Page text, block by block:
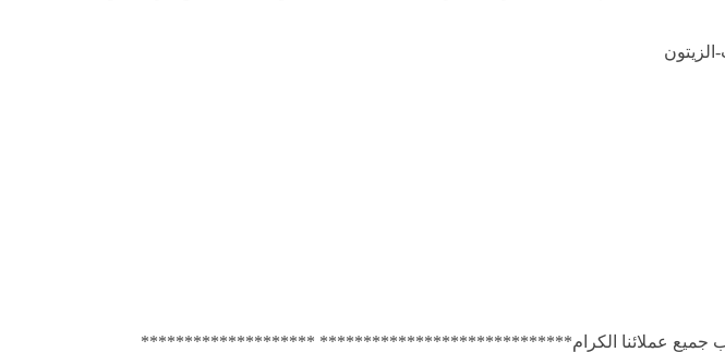
جميع عملائنا الكرام***************************** ********************